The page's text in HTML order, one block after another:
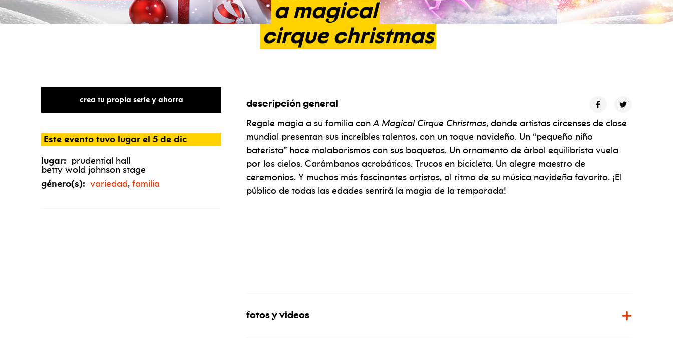
a magical
cirque christmas
crea tu propia serie y ahorra
Este evento tuvo lugar el 5 de dic
lugar: prudential hall
betty wold johnson stage
género(s): variedad, familia
descripción general
Regale magia a su familia conA Magical Cirque Christmas, donde artistas circenses de clase
mundial presentan sus increíbles talentos, con un toque navideño. Un “pequeño niño
baterista” hace malabarismos con sus baquetas. Un ornamento de árbol equilibrista vuela
por los cielos. Carámbanos acrobáticos. Trucos en bicicleta. Un alegre maestro de
ceremonias. Y muchos más fascinantes artistas, al ritmo de su música navideña favorita. ¡El
público de todas las edades sentirá la magia de la temporada!
fotos y videos